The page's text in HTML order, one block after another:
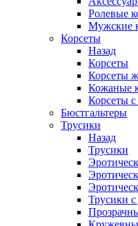
Ролевые
Мужские
Корсеты
Назад
Корсеты
Корсеты
Кожаные
Корсеты с
Бюстгальтеры
Трусики
Назад
Трусики
Трусики